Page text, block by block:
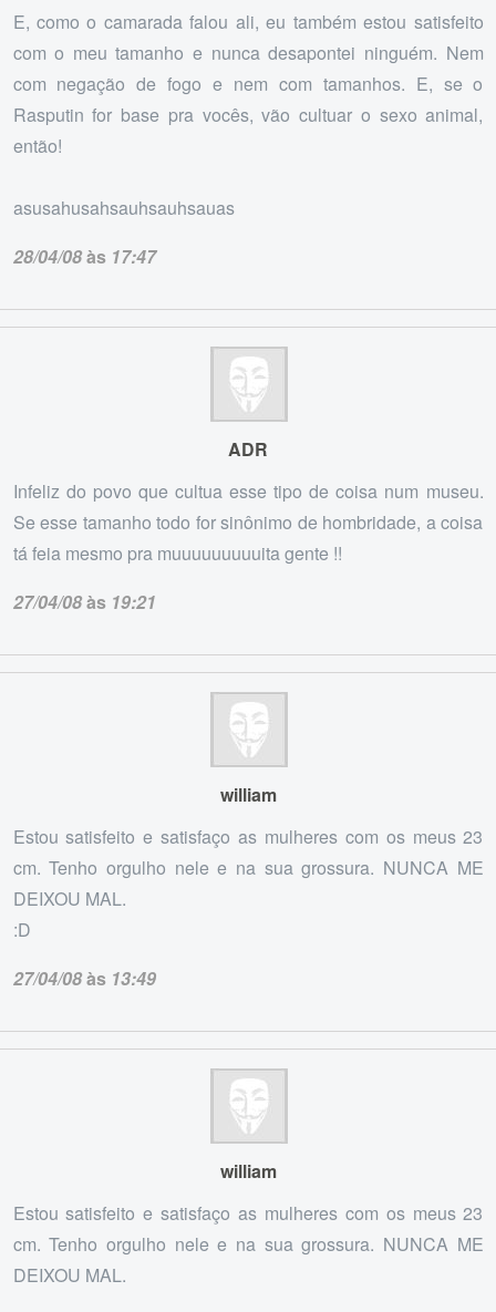
E, como o camarada falou ali, eu também estou satisfeito
com o meu tamanho e nunca desapontei ninguém. Nem
com negação de fogo e nem com tamanhos. E, se o
Rasputin for base pra vocês, vão cultuar o sexo animal,
então!
asusahusahsauhsauhsauas
28/04/08às 17:47
ADR
Infeliz do povo que cultua esse tipo de coisa num museu.
Se esse tamanho todo for sinônimo de hombridade, a coisa
tá feia mesmo pra muuuuuuuuuita gente !!
27/04/08às 19:21
william
Estou satisfeito e satisfaço as mulheres com os meus 23
cm. Tenho orgulho nele e na sua grossura. NUNCA ME
DEIXOU MAL.
:D
27/04/08às 13:49
william
Estou satisfeito e satisfaço as mulheres com os meus 23
cm. Tenho orgulho nele e na sua grossura. NUNCA ME
DEIXOU MAL.